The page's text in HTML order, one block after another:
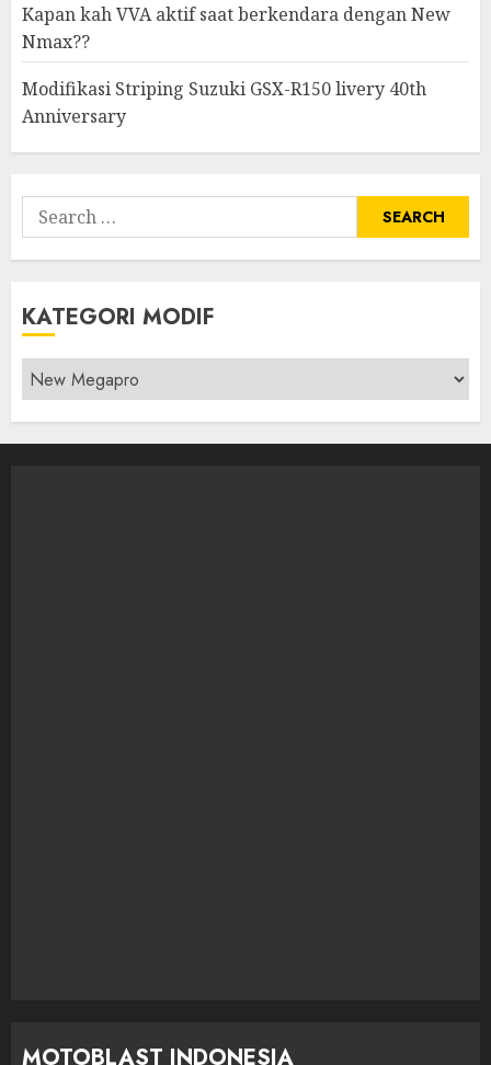
Kapan kah VVA aktif saat berkendara dengan New
Nmax??
Modifikasi Striping Suzuki GSX-R150 livery 40th
Anniversary
Search
for:
KATEGORI MODIF
Kategori
modif
MOTOBLAST INDONESIA